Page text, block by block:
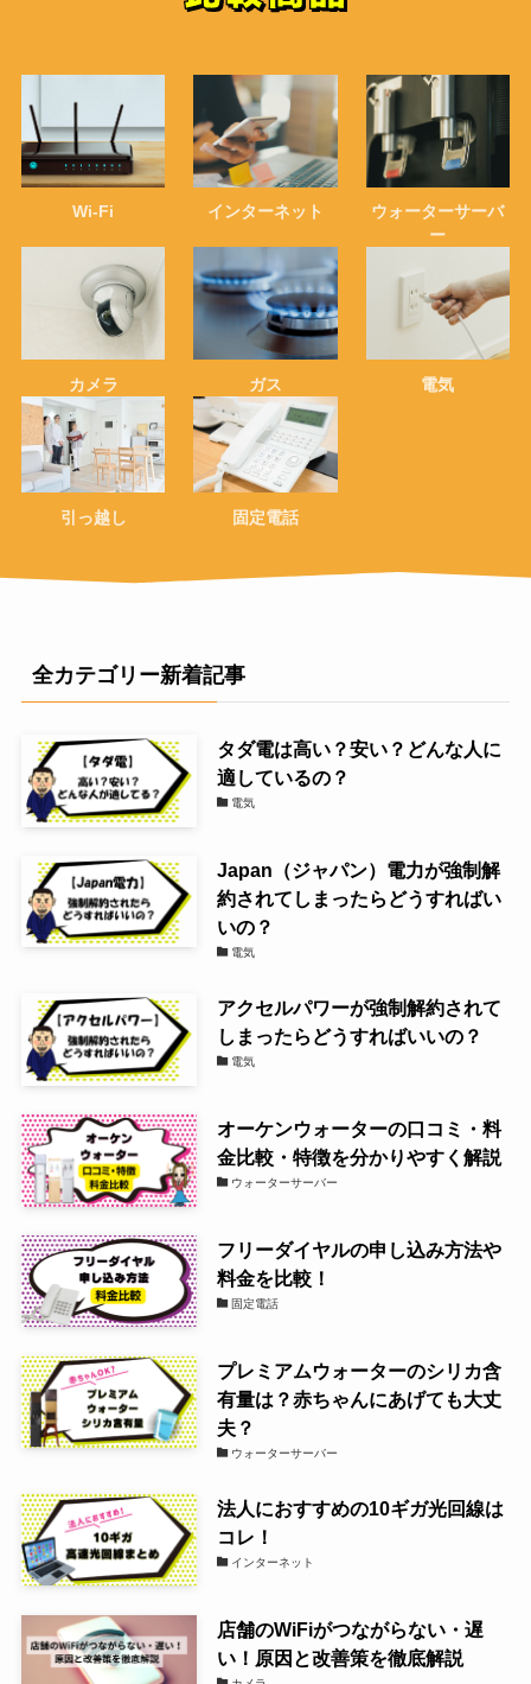
Wi-Fi インターネット
ウォーターサーバ
ー
カメラ ガス 電気
引っ越し 固定電話
全カテゴリー新着記事
タダ電は高い？安い？どんな人に
適しているの？
電気
Japan（ジャパン）電力が強制解
約されてしまったらどうすればい
いの？
電気
アクセルパワーが強制解約されて
しまったらどうすればいいの？
電気
オーケンウォーターの口コミ・料
金比較・特徴を分かりやすく解説
ウォーターサーバー
フリーダイヤルの申し込み方法や
料金を比較！
固定電話
プレミアムウォーターのシリカ含
有量は？赤ちゃんにあげても大丈
夫？
ウォーターサーバー
法人におすすめの10ギガ光回線は
コレ！
インターネット
店舗のWiFiがつながらない・遅
い！原因と改善策を徹底解説